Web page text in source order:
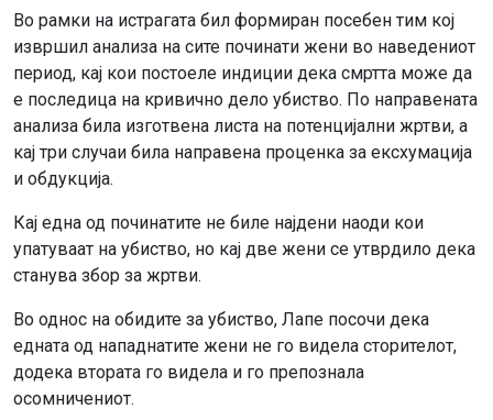
Во рамки на истрагата бил формиран посебен тим кој
извршил анализа на сите починати жени во наведениот
период, кај кои постоеле индиции дека смртта може да
е последица на кривично дело убиство. По направената
анализа била изготвена листа на потенцијални жртви, а
кај три случаи била направена проценка за ексхумација
и обдукција.
Кај една од починатите не биле најдени наоди кои
упатуваат на убиство, но кај две жени се утврдило дека
станува збор за жртви.
Во однос на обидите за убиство, Лапе посочи дека
едната од нападнатите жени не го видела сторителот,
додека втората го видела и го препознала
осомничениот.